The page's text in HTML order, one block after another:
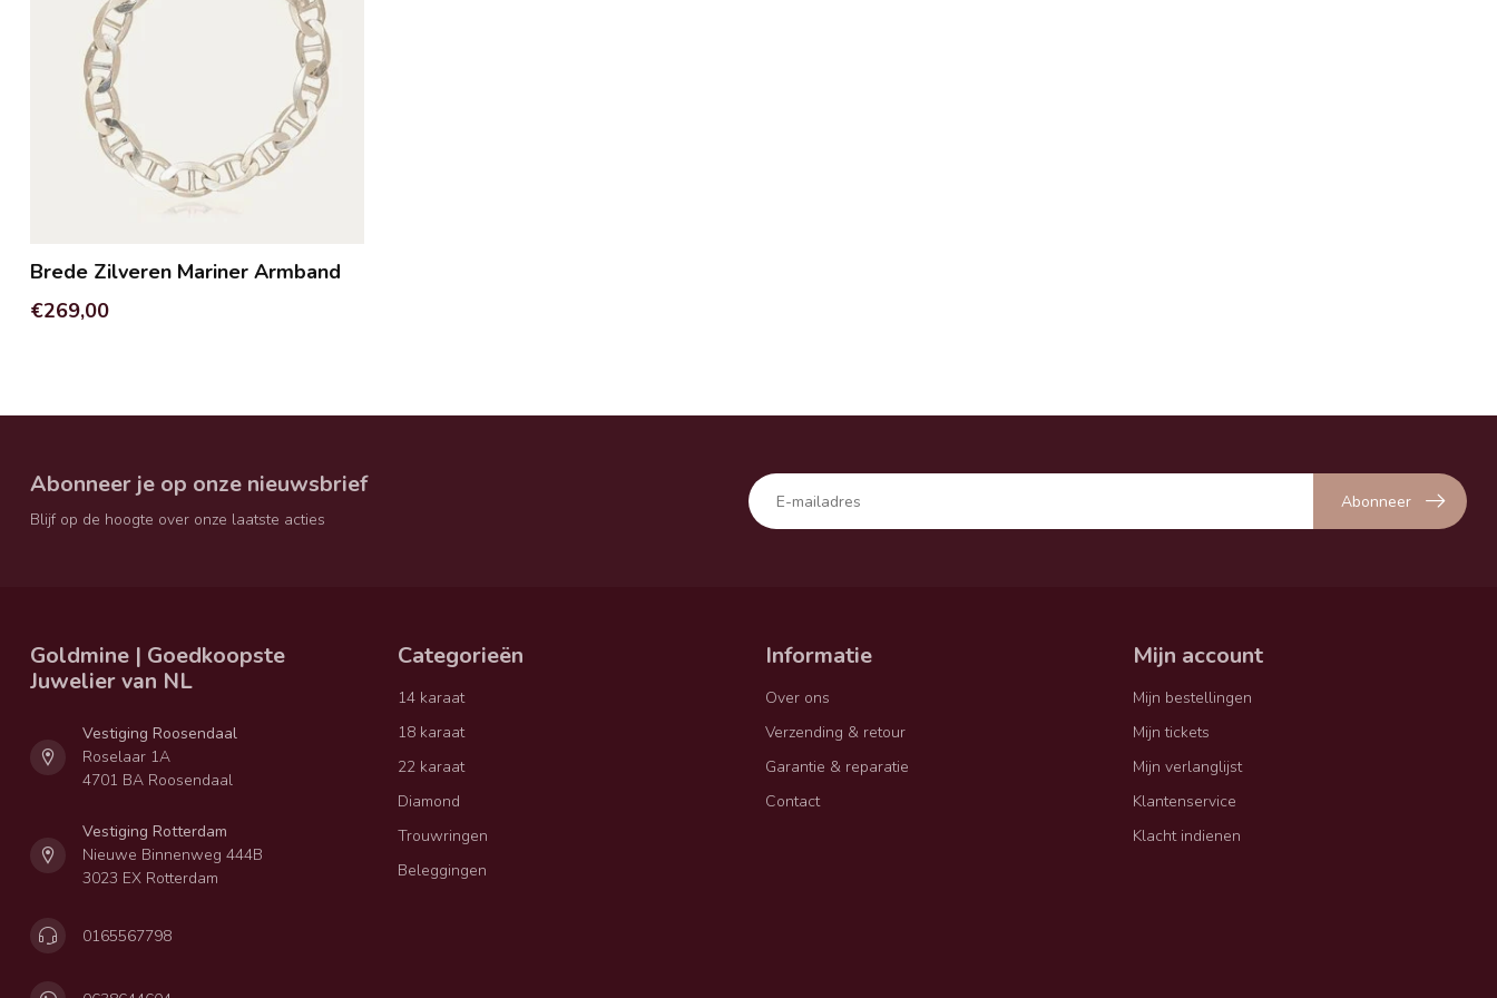
Brede Zilveren Mariner Armband
€269,00
Abonneer je op onze nieuwsbrief
Blijf op de hoogte over onze laatste acties
Abonneer
Goldmine | Goedkoopste
Juwelier van NL
Vestiging Roosendaal
Roselaar 1A
4701 BA Roosendaal
Vestiging Rotterdam
Nieuwe Binnenweg 444B
3023 EX Rotterdam
0165567798
Categorieën
14 karaat
18 karaat
22 karaat
Diamond
Trouwringen
Beleggingen
Informatie
Over ons
Verzending & retour
Garantie & reparatie
Contact
Mijn account
Mijn bestellingen
Mijn tickets
Mijn verlanglijst
Klantenservice
Klacht indienen